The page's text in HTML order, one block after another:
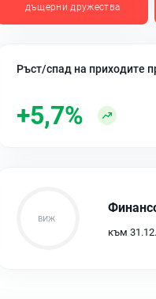
дъщерни дружества
Ръст/спад на приходите
+5,7%
към